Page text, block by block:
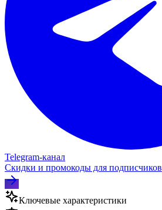
Telegram‑канал
Скидки и промокоды для подписчиков
Ключевые характеристики